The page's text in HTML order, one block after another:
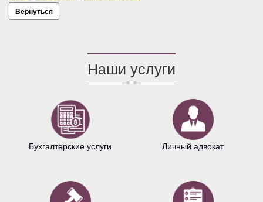
Вернуться
Наши услуги
Бухгалтерские услуги Личный адвокат